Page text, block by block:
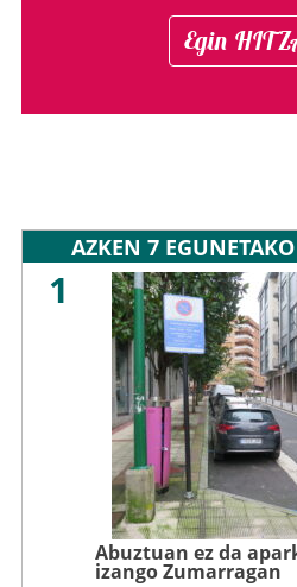
Egin
AZKEN 7
1
Abuztuan ez da
izango Zumarragan